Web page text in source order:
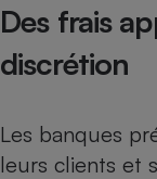
Des frais
discrétion
Les banques
leurs clients et